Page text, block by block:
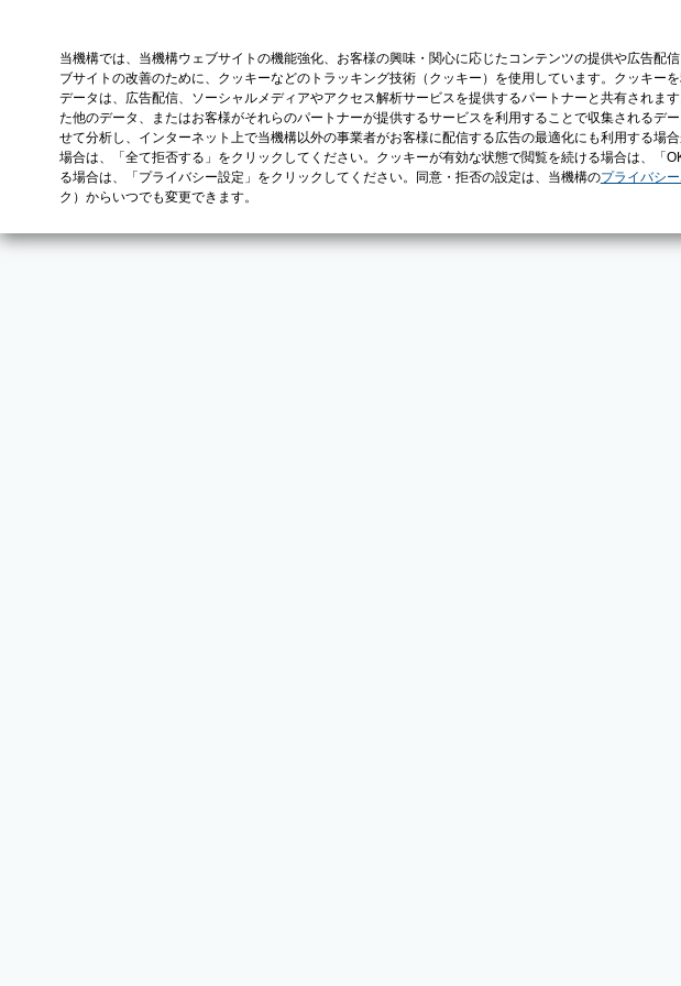
当機構では、当機構ウェブサイトの機能強化、お客様の興味・関心に応じたコンテンツの提供や広告配
ブサイトの改善のために、クッキーなどのトラッキング技術（クッキー）を使用しています。クッキー
データは、広告配信、ソーシャルメディアやアクセス解析サービスを提供するパートナーと共有されま
た他のデータ、またはお客様がそれらのパートナーが提供するサービスを利用することで収集されるデ
せて分析し、インターネット上で当機構以外の事業者がお客様に配信する広告の最適化にも利用する場
場合は、「全て拒否する」をクリックしてください。クッキーが有効な状態で閲覧を続ける場合は、「
る場合は、「プライバシー設定」をクリックしてください。同意・拒否の設定は、当機構のプライバシ
ク）からいつでも変更できます。